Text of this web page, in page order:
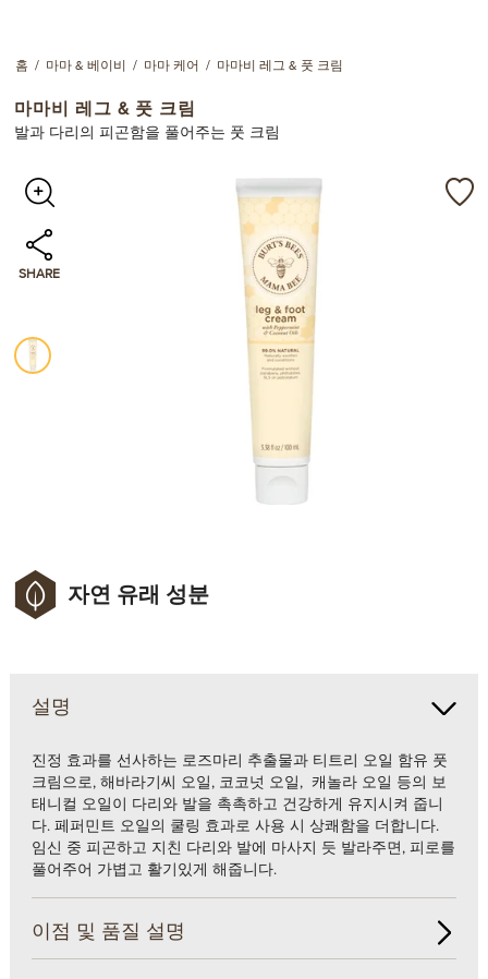
홈 마마 & 베이비 마마 케어 마마비 레그 & 풋 크림
마마비 레그 & 풋 크림
발과 다리의 피곤함을 풀어주는 풋 크림
자연 유래 성분
설명
진정 효과를 선사하는 로즈마리 추출물과 티트리 오일 함유 풋
크림으로, 해바라기씨 오일, 코코넛 오일, 캐놀라 오일 등의 보
태니컬 오일이 다리와 발을 촉촉하고 건강하게 유지시켜 줍니
다. 페퍼민트 오일의 쿨링 효과로 사용 시 상쾌함을 더합니다.
임신 중 피곤하고 지친 다리와 발에 마사지 듯 발라주면, 피로를
풀어주어 가볍고 활기있게 해줍니다.
이점 및 품질 설명